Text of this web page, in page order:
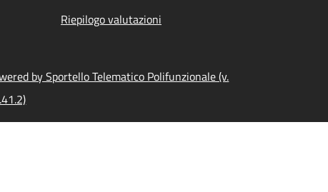
Riepilogo valutazioni
by Sportello Telematico Polifunzionale (v.